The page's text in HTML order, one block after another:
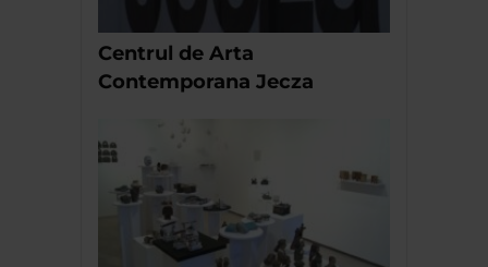
Centrul de Arta
Contemporana Jecza